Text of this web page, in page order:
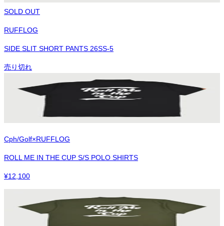
SOLD OUT
RUFFLOG
SIDE SLIT SHORT PANTS 26SS-5
売り切れ
Cph/Golf×RUFFLOG
ROLL ME IN THE CUP S/S POLO SHIRTS
¥12,100